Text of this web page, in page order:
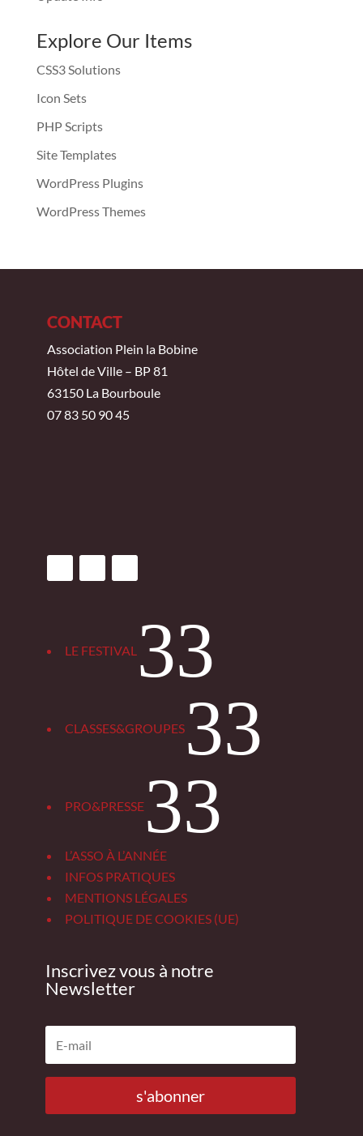
Explore Our Items
CSS3 Solutions
Icon Sets
PHP Scripts
Site Templates
WordPress Plugins
WordPress Themes
CONTACT
Association Plein la Bobine
Hôtel de Ville – BP 81
63150 La Bourboule
07 83 50 90 45
LE FESTIVAL 3
CLASSES&GROUPES 3
PRO&PRESSE 3
L’ASSO À L’ANNÉE
INFOS PRATIQUES
MENTIONS LÉGALES
POLITIQUE DE COOKIES (UE)
Inscrivez vous à notre
Newsletter
s'abonner